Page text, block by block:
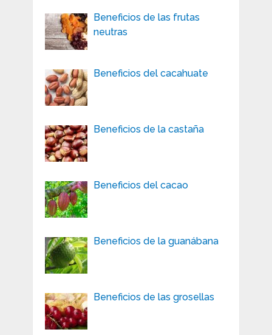
Beneficios de las frutas
neutras
Beneficios del cacahuate
Beneficios de la castaña
Beneficios del cacao
Beneficios de la guanábana
Beneficios de las grosellas